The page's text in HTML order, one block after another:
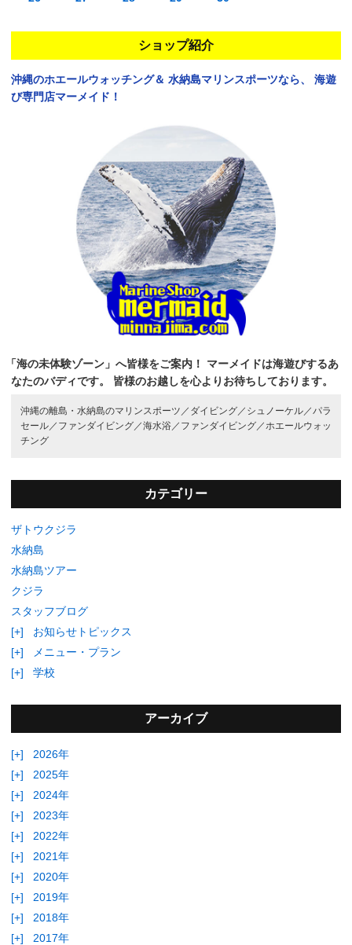
ショップ紹介
沖縄のホエールウォッチング＆ 水納島マリンスポーツなら、
海遊
び専門店マーメイド！
「海の未体験ゾーン」へ皆様をご案内！
マーメイドは海遊びするあ
なたのバディです。
皆様のお越しを心よりお待ちしております。
沖縄の離島・水納島のマリンスポーツ／ ダイビング／ シュノーケル／ パラ
セール／ ファンダイビング／海水浴／ ファンダイビング／ ホエールウォッ
チング
カテゴリー
ザトウクジラ
水納島
水納島ツアー
クジラ
スタッフブログ
[+]
お知らせトピックス
[+]
メニュー・プラン
[+]
学校
アーカイブ
[+]
2026年
[+]
2025年
[+]
2024年
[+]
2023年
[+]
2022年
[+]
2021年
[+]
2020年
[+]
2019年
[+]
2018年
[+]
2017年